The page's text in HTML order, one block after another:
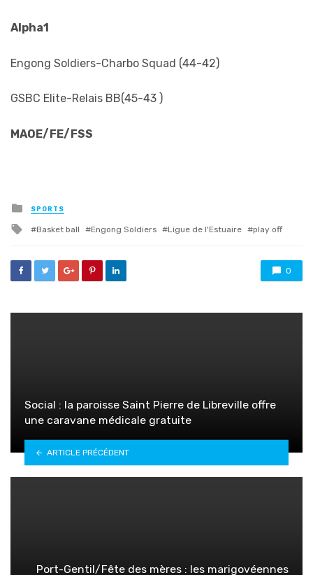
Alpha1
Engong Soldiers-Charbo Squad (44-42)
GSBC Elite-Relais BB(45-43 )
MAOE/FE/FSS
Posted
in
SPORTS
Tagged
Basket ball Engong Soldiers Ligue de l'Estuaire play off
0
Social : la paroisse Saint Pierre de Libreville offre
une caravane médicale gratuite
ARTICLE PRÉCÉDENT
Port-Gentil/Fête des mères : les marigovéennes